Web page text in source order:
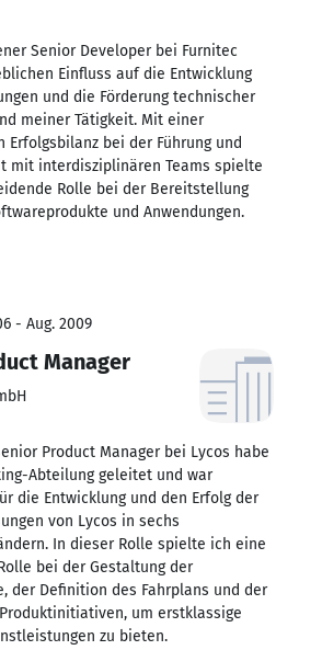
Senior Developer bei Furnitec
Einfluss auf die Entwicklung
und die Förderung technischer
meiner Tätigkeit. Mit einer
Erfolgsbilanz bei der Führung und
mit interdisziplinären Teams spielte
Rolle bei der Bereitstellung
und Anwendungen.
- Aug. 2009
Manager
Product Manager bei Lycos habe
Abteilung geleitet und war
die Entwicklung und den Erfolg der
von Lycos in sechs
In dieser Rolle spielte ich eine
bei der Gestaltung der
der Definition des Fahrplans und der
um erstklassige
zu bieten.